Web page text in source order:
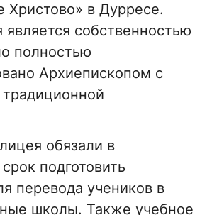
Христово» в Дурресе.
собственностью
полностью
Архиепископом с
обязали в
подготовить
перевода учеников в
школы. Также учебное